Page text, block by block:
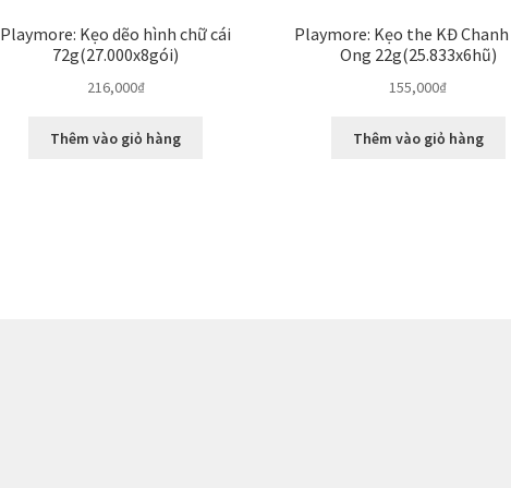
Playmore: Kẹo dẽo hình chữ cái
72g(27.000x8gói)
216,000₫
Thêm vào giỏ hàng
Playmore: Kẹo the KĐ
Ong 22g(25.833x6hũ)
155,000₫
Thêm vào giỏ hàng